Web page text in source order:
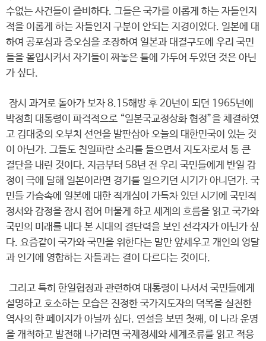
수없는 사건들이 즐비하다. 그들은 국가를 이롭게 하는 자들인지
적을 이롭게 하는 자들인지 구분이 안되는 지경이었다. 일본에 대
하여 공포심과 증오심을 조장하여 일본과 대결구도에 우리 국민
들을 몰입시켜서 자기들이 짜놓은 틀에 가두어 두었던 것은 아닌
가 싶다.
잠시 과거로 돌아가 보자 8.15해방 후 20년이 되던 1965년에
박정희 대통령이 파격적으로 “일본국교정상화 협정”을 체결하였
고 김대중의 오부치 선언을 발판삼아 오늘의 대한민국이 있는 것
이 아닌가. 그들도 친일파란 소리를 들으면서 지도자로서 통 큰
결단을 내린 것이다. 지금부터 58년 전 우리 국민들에게 반일 감
정이 극에 달해 일본이라면 경기를 일으키던 시기가 아니던가. 국
민들 가슴속에 일본에 대한 적개심이 가득차 있던 시기에 국민적
정서와 감정을 잠시 접어 머물게 하고 세계의 흐름을 읽고 국가와
국민의 미래를 내다 본 시대의 결단력을 보인 선각자가 아닌가 싶
다. 요즘같이 국가와 국민을 위한다는 말만 앞세우고 개인의 영달
과 인기에 영합하는 자들과는 결이 다르다는 것이다.
그리고 특히 한일협정과 관련하여 대통령이 나서서 국민들에게
설명하고 호소하는 모습은 진정한 국가지도자의 덕목을 실천한
역사의 한 페이지가 아닐까 싶다. 연설을 보면 첫째, 이 나라 운명
을 개척하고 발전해 나가려면 국제정세와 세계조류를 읽고 적응